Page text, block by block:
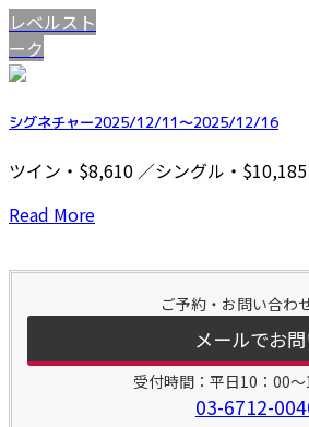
レベルスト
ーク
シグネチャー2025/12/11～2025/12/16
ツイン・$8,610 ／シングル・
Read More
ご予約・お問い合わ
メールでお
受付時間：平日10：00
03-6712-